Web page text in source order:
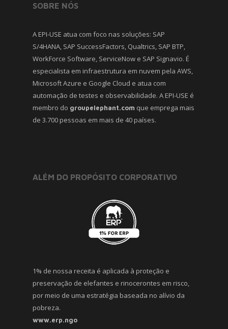
SOBRE NÓS
A EPI-USE atua com foco nas soluções: SAP
S/4HANA, SAP SuccessFactors, Qualtrics, SAP BTP,
WorkForce Software, ServiceNow e SAP Signavio. É
especialista em infraestrutura em nuvem pela AWS,
Microsoft Azure e Google Cloud e atua com
automação de testes e observabilidade. A EPI-USE é
membro do groupelephant.com que emprega mais
de 3.700 pessoas em mais de 40 países.
ALÉM DO PROPÓSITO CORPORATIVO
1% de nossa receita é aplicada à proteção e
preservação de elefantes e rinocerontes em risco,
por meio de uma estratégia baseada no alívio da
pobreza.
www.erp.ngo